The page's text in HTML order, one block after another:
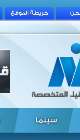
خريطة الموقع
سينما